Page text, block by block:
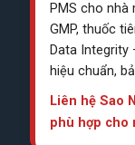
PMS cho nhà
GMP, thuốc
Data
hiệu chuẩn,
Liên hệ Sao
phù hợp cho